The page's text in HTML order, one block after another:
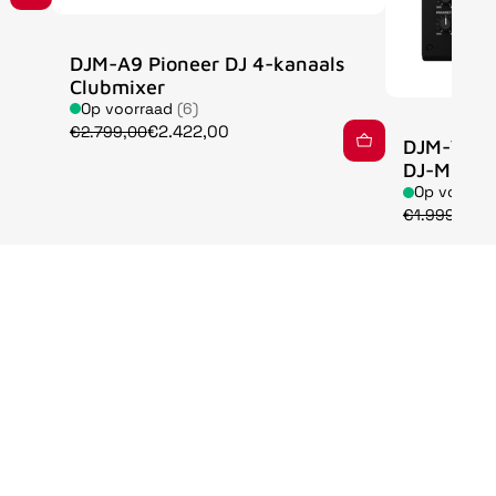
DJM-A9 Pioneer DJ 4-kanaals
Clubmixer
Op voorraad (6)
€2.799,00€2.422,00
DJM-V5
DJ-Mixer
Op
€1.999,00